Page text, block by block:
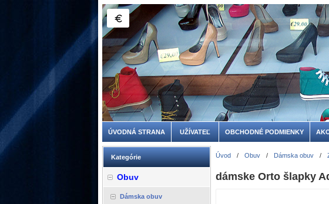
ÚVODNÁ STRANA UŽÍVATEĽ OBCHODNÉ PODMIENKY
Kategórie
Obuv
Dámska obuv
Úvod / Obuv / Dámska obuv /
dámske Orto šlapky